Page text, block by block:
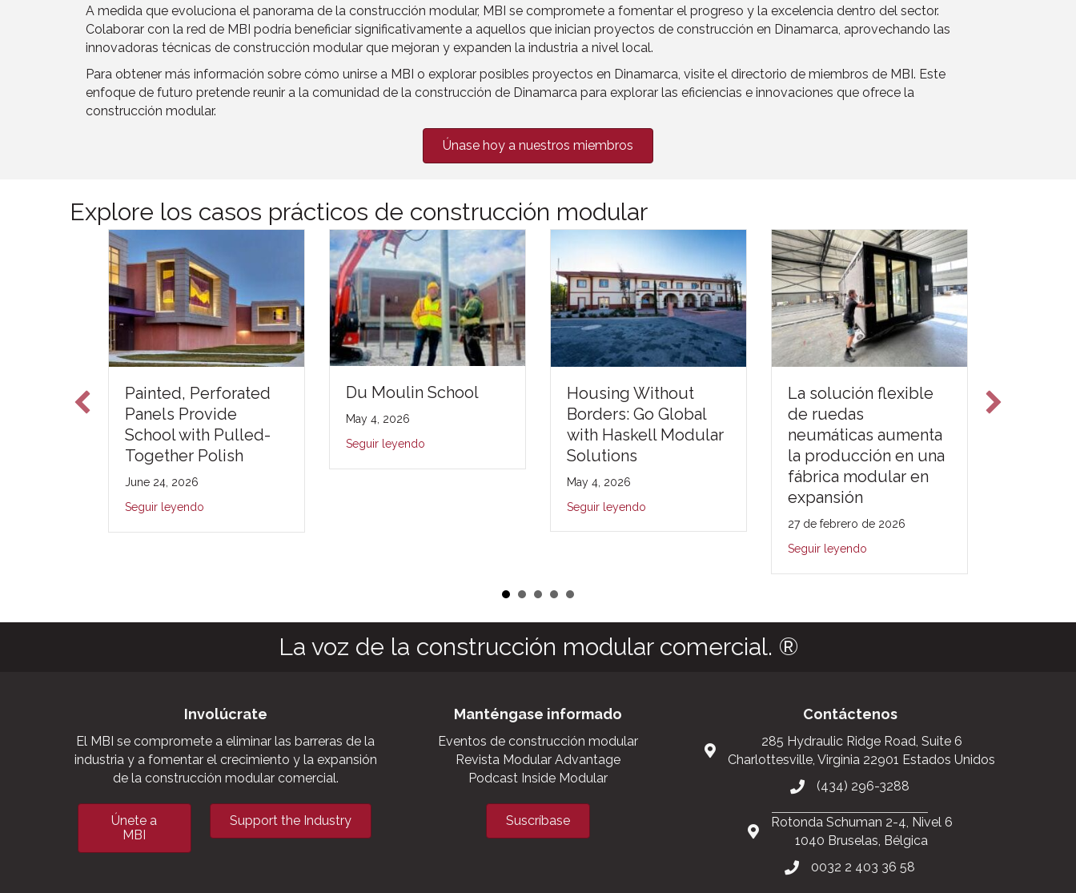
A medida que evoluciona el panorama de la construcción modular, MBI se compromete a fomentar el progreso y la excelencia dentro del sector.
Colaborar con la red de MBI podría beneficiar significativamente a aquellos que inician proyectos de construcción en Dinamarca, aprovechando las
innovadoras técnicas de construcción modular que mejoran y expanden la industria a nivel local.
Para obtener más información sobre cómo unirse a MBI o explorar posibles proyectos en Dinamarca, visite el directorio de miembros de MBI. Este
enfoque de futuro pretende reunir a la comunidad de la construcción de Dinamarca para explorar las eficiencias e innovaciones que ofrece la
construcción modular.
Únase hoy a nuestros miembros
Explore los casos prácticos de construcción modular
Painted, Perforated
Panels Provide
School with Pulled-
Together Polish
June 24, 2026
Seguir leyendo
Du Moulin School
May 4, 2026
Seguir leyendo
Housing Without
Borders: Go Global
with Haskell Modular
Solutions
May 4, 2026
Seguir leyendo
La solución flexible
de ruedas
neumáticas aumenta
la producción en una
fábrica modular en
expansión
27 de febrero de 2026
Seguir leyendo
La voz de la construcción modular comercial. ®
Involúcrate
El MBI se compromete a eliminar las barreras de la
industria y a fomentar el crecimiento y la expansión
de la construcción modular comercial.
Únete a
MBI
Support the Industry
Manténgase informado
Eventos de construcción modular
Revista Modular Advantage
Podcast Inside Modular
Suscríbase
Contáctenos
285 Hydraulic Ridge Road, Suite 6
Charlottesville, Virginia 22901 Estados Unidos
(434) 296-3288
Rotonda Schuman 2-4, Nivel 6
1040 Bruselas, Bélgica
0032 2 403 36 58